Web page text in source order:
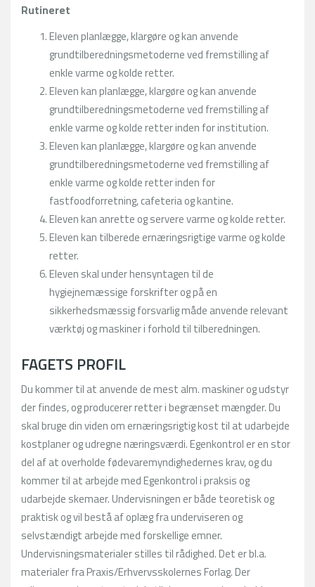
Rutineret
Eleven planlægge, klargøre og kan anvende
grundtilberedningsmetoderne ved fremstilling af
enkle varme og kolde retter.
Eleven kan planlægge, klargøre og kan anvende
grundtilberedningsmetoderne ved fremstilling af
enkle varme og kolde retter inden for institution.
Eleven kan planlægge, klargøre og kan anvende
grundtilberedningsmetoderne ved fremstilling af
enkle varme og kolde retter inden for
fastfoodforretning, cafeteria og kantine.
Eleven kan anrette og servere varme og kolde retter.
Eleven kan tilberede ernæringsrigtige varme og kolde
retter.
Eleven skal under hensyntagen til de
hygiejnemæssige forskrifter og på en
sikkerhedsmæssig forsvarlig måde anvende relevant
værktøj og maskiner i forhold til tilberedningen.
FAGETS PROFIL
Du kommer til at anvende de mest alm. maskiner og udstyr
der findes, og producerer retter i begrænset mængder. Du
skal bruge din viden om ernæringsrigtig kost til at udarbejde
kostplaner og udregne næringsværdi. Egenkontrol er en stor
del af at overholde fødevaremyndighedernes krav, og du
kommer til at arbejde med Egenkontrol i praksis og
udarbejde skemaer. Undervisningen er både teoretisk og
praktisk og vil bestå af oplæg fra underviseren og
selvstændigt arbejde med forskellige emner.
Undervisningsmaterialer stilles til rådighed. Det er bl.a.
materialer fra Praxis/Erhvervsskolernes Forlag. Der